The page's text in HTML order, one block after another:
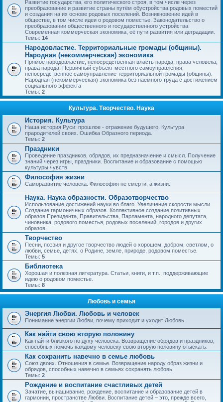
Развитие государства, его политического строя, в том числе через
преобразование и развитие страны путём обустройства родовых поместий
и создания на их основе родовых поселений. Возникновение идей в
обществе, в том числе идеи о родовом поместье. Законодательство о
преобразовании общественного и государственного устройства.
Современная коммерческая экономика, её пути развития или деградации.
Темы: 14
Народовластие. Территориальные громады (общины).
Народная (некоммерческая) экономика
Прямое народовластие, непосредственная власть народа, права человека,
права народа. Первичный субъект местного самоуправления,
непосредственное самоуправление территориальной громады (общины).
Народная (некоммерческая) экономика без наёмного труда с достижением
социального эффекта
Темы: 2
Культура. Творчество. Наука
История. Культура
Наша история Руси: прошлое - отражение будущего. Культура
прародителей своих. Ошибка Образного периода.
Темы: 2
Праздники
Проведение праздников, обрядов, их предназначение и смысл. Получение
знаний через игры, праздники. Воспитание и образование с помощью
культуры чувств
Философия жизни
Саморазвитие человека. Философия не смерти, а жизни.
Наука. Наука образности. Образотворчество
Использование достижений науки во благо. Увеличение скорости мысли.
Создание гармоничных образов. Коллективное создание позитивных
образов Президента, Правительства, Парламента, народного депутата,
чиновника, родового поместья, родовых поселений, городов и других
образов.
Творчество
Песни, поэзия и другое творчество людей о хорошем, добром, светлом, о
любви, семье, детях, о Родине, земле, природе, родовом поместье.
Темы: 5
Библиотека
Хорошая и полезная литература. Статьи, книги, и т.п., поддерживающие
идею о родовом поместье.
Темы: 8
Любовь и семья
Энергия Любви. Любовь и человек
Понимание энергии Любви, почему приходит и уходит Любовь.
Как найти свою вторую половину
Как найти близкого по духу человека. Возвращение обрядов и праздников,
способных помочь каждому человеку свою вторую половину отыскать.
Как сохранить навечно в семье любовь
Союз двоих. Отношения в семье. Возвращение народу образ жизни и
обрядов, способных навечно в семьях сохранять любовь.
Темы: 2
Рождение и воспитание счастливых детей
Зачатие, вынашивание, рождение, воспитание и образование детей в
гармонии, пространстве Любви. Воспитание детей – это, прежде всего,